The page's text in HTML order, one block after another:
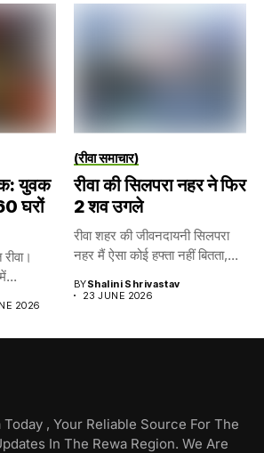
युवक
घरों
2026
(रीवा समाचार)
रीवा की सिलपरा नहर ने फिर
2 शव उगले
रीवा शहर की जीवनदायनी सिलपरा
नहर मैं ऐसा कोई हफ्ता नहीं बितता,...
BYShalini Shrivastav
23 JUNE 2026
, Your Reliable Source For The
In The Rewa Region. We Are